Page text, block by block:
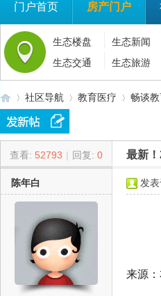
门户首页 房产门户
生态楼盘 生态新闻
生态交通
生态旅游
»
社区导航 教育医疗 畅谈
查看: 52793 | 回复: 0 最新
陈年白 发
来源